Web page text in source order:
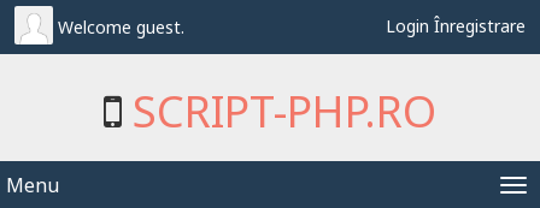
Welcome guest. Login Înregistrare
SCRIPT-PHP.RO
Menu